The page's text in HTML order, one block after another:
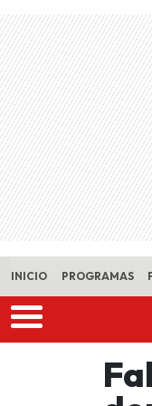
Skip to main content
INICIO PROGRAMAS